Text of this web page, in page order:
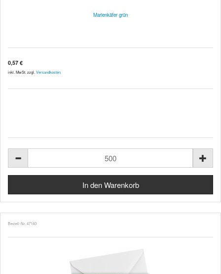
Marienkäfer grün
0,57 €
inkl. MwSt. zzgl. Versandkosten
Bestell-Nr. 47140